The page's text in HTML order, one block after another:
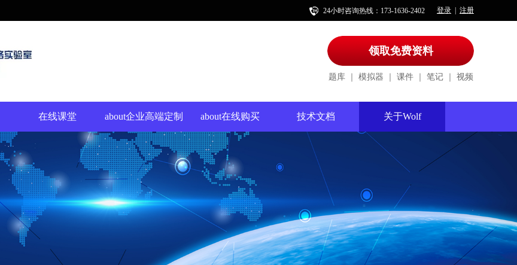
登录 注册
24小时咨询热线：173-1636-2402
领取免费资料
题库 模拟器 课件 笔记 视频
在线课堂 about企业高端定制
化
about在线购买 技术文档 关于Wolf